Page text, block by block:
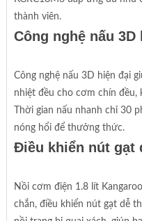
thành viên.
Công nghệ nấu 3D
Công nghệ nấu 3D hiện đại
nhiệt đều cho cơm chín
Thời gian nấu nhanh chỉ 30
nóng hổi để thưởng thức.
Điều khiển nút gạt
Nồi cơm điện 1.8 lít
chắn, điều khiển nút gạt dễ